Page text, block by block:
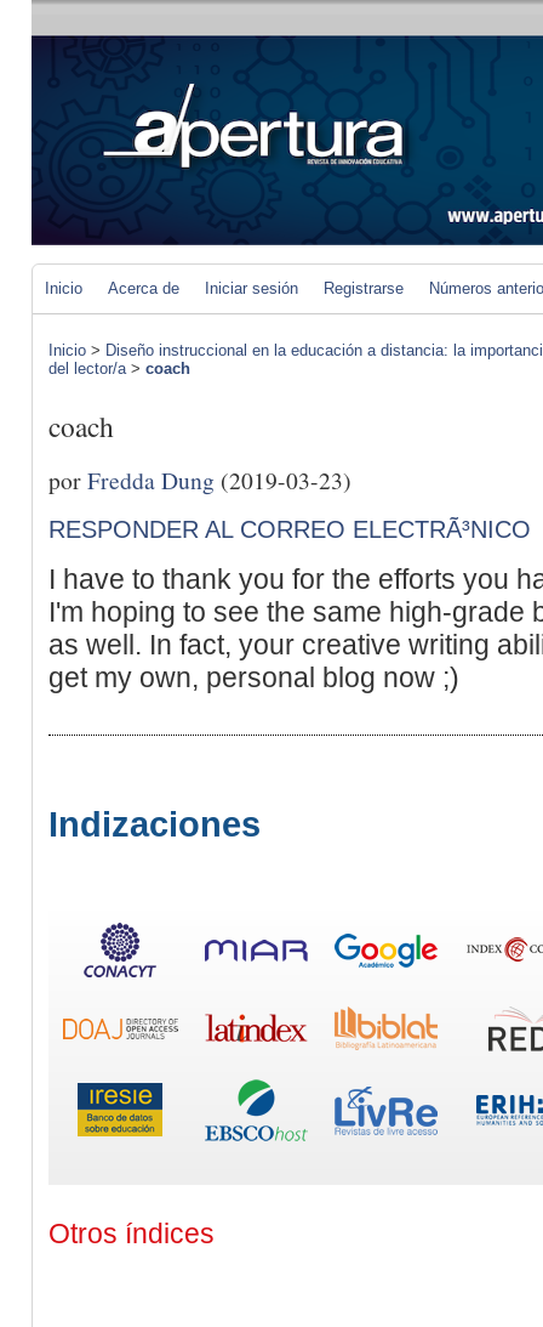
Inicio Acerca de Iniciar sesión Registrarse Números
Inicio > Diseño instruccional en la educación a distancia: la
del lector/a> coach
coach
porFredda Dung (2019-03-23)
RESPONDER AL CORREO ELECTRÃ³NICO
I have to thank you for the efforts you
I'm hoping to see the same high-grade
as well. In fact, your creative writing
get my own, personal blog now ;)
Indizaciones
Otros índices